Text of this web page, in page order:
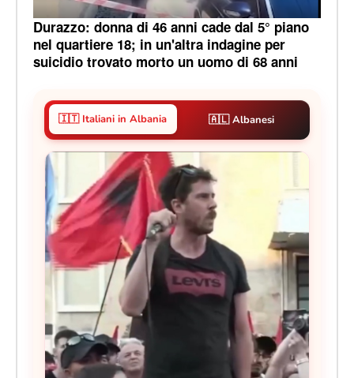
Durazzo: donna di 46 anni cade dal 5° piano
nel quartiere 18; in un'altra indagine per
suicidio trovato morto un uomo di 68 anni
🇮🇹 Italiani in Albania 🇦🇱 Albanesi